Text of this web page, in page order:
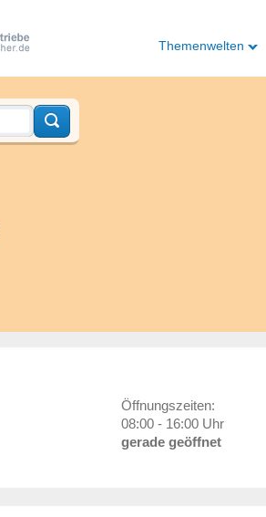
Themenwelten
Öffnungszeiten:
08:00 - 16:00 Uhr
gerade geöffnet